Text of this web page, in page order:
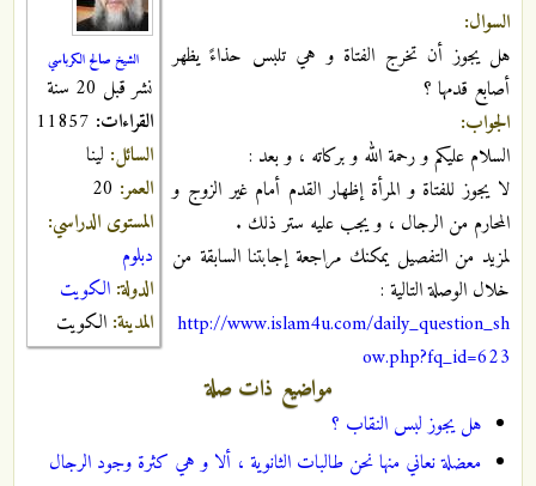
الشيخ صالح الكرباسي
نشر قبل 20 سنة
القراءات:
السائل: لينا
العمر: 20
المستوى الدراسي:
دبلوم
الدولة: الكويت
المدينة: الكويت
السوال:
هل يجوز أن تخرج الفتاة و هي تلبس حذاءً يظهر
أصابع قدمها ؟
الجواب:
السلام عليكم و رحمة الله و بركاته ، و بعد :
لا يجوز للفتاة و المرأة إظهار القدم أمام غير الزوج و
المحارم من الرجال ، و يجب عليه ستر ذلك .
لمزيد من التفصيل يمكنك مراجعة إجابتنا السابقة من
خلال الوصلة التالية :
http://www.islam4u.com/daily_question_sh
ow.php?fq_id=623
مواضيع ذات صلة
هل يجوز لبس النقاب ؟
معضلة نعاني منها نحن طالبات الثانوية ، ألا و هي كثرة وجود الرجال